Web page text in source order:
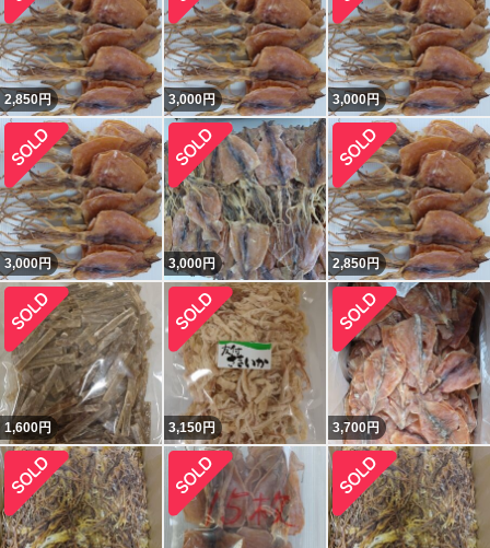
2,850円 3,000円 3,000円
3,000円 3,000円 2,850円
1,600円 3,150円 3,700円